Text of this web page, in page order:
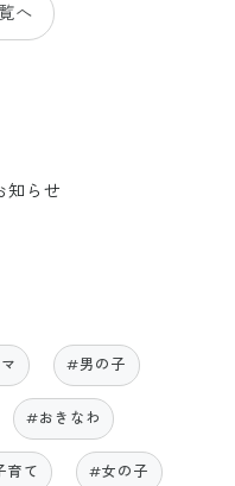
へ
らせ
#男の子
#おきなわ
育て #女の子